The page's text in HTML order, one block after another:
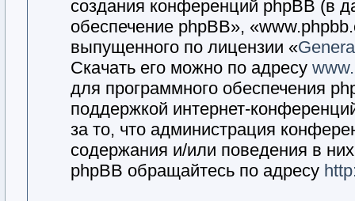
создания конференций phpBB (в
обеспечение phpBB»,
выпущенного по лицензии «
Скачать его можно по адресу
для программного обеспечения
поддержкой интернет-
за то, что администрация
содержания и/или поведения в
phpBB обращайтесь по адресу